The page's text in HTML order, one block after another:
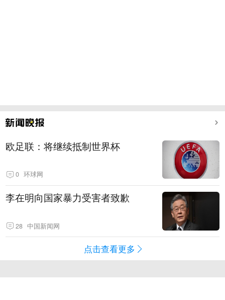
欧足联：将继续抵制世界杯
0 环球网
李在明向国家暴力受害者致歉
28 中国新闻网
点击查看更多